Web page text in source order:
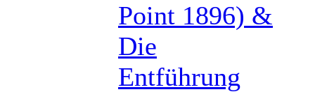
Point 1896) &
Die
Entführung